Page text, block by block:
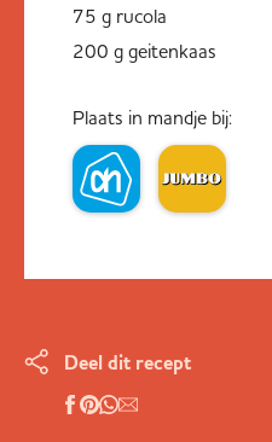
75 g rucola
200 g geitenkaas
Plaats in mandje bij:
Deel dit recept